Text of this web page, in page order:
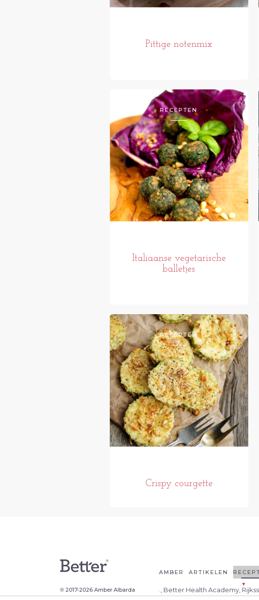
Pittige notenmix
RECEPTEN
Italiaanse vegetarische
balletjes
RECEPTEN
Crispy courgette
AMBER ARTIKELEN
®2017-2026 Amber Albarda ., Better Health Academy,